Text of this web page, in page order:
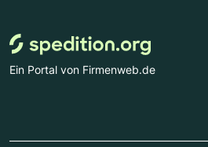
Ein Portal von Firmenweb.de